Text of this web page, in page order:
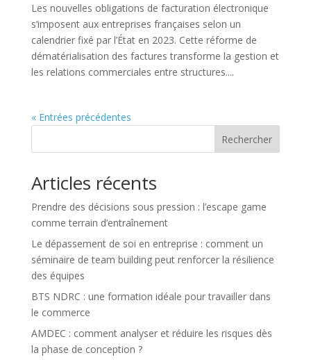
Les nouvelles obligations de facturation électronique
s’imposent aux entreprises françaises selon un
calendrier fixé par l’État en 2023. Cette réforme de
dématérialisation des factures transforme la gestion et
les relations commerciales entre structures....
« Entrées précédentes
Rechercher
Articles récents
Prendre des décisions sous pression : l’escape game
comme terrain d’entraînement
Le dépassement de soi en entreprise : comment un
séminaire de team building peut renforcer la résilience
des équipes
BTS NDRC : une formation idéale pour travailler dans
le commerce
AMDEC : comment analyser et réduire les risques dès
la phase de conception ?